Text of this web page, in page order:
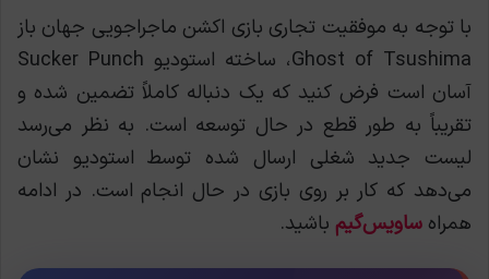
با توجه به موفقیت تجاری بازی اکشن ماجراجویی جهان باز
Ghost of Tsushima، ساخته استودیو Sucker Punch
آسان است فرض کنید که یک دنباله کاملاً تضمین شده و
تقریباً به طور قطع در حال توسعه است. به نظر می‌رسد
لیست جدید شغلی ارسال شده توسط استودیو نشان
می‌دهد که کار بر روی بازی در حال انجام است. در ادامه
همراه ساویس‌گیم باشید.